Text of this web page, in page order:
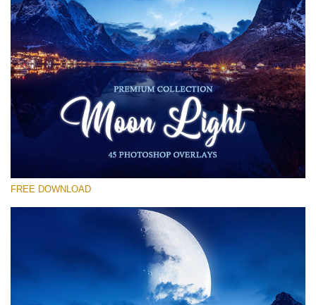
Bitte wählen Sie
Free Moon Overlay #19
Small 800*533px
(45 Overlays)
Fairy Tale (344 Overlays)
Entire Collection
FREE DOWNLOAD